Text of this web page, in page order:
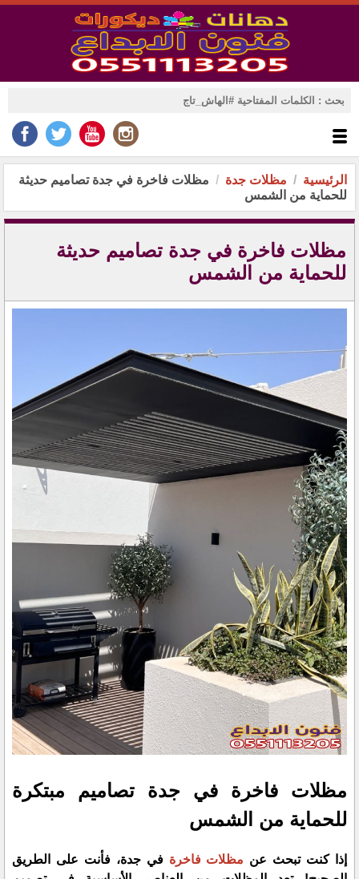
الرئيسية مظلات جدة
مظلات فاخرة في جدة تصاميم حديثة
للحماية من الشمس
مظلات فاخرة في جدة تصاميم حديثة
للحماية من الشمس
مظلات فاخرة في جدة تصاميم مبتكرة
للحماية من الشمس
إذا كنت تبحث عن مظلات فاخرة في جدة، فأنت على الطريق